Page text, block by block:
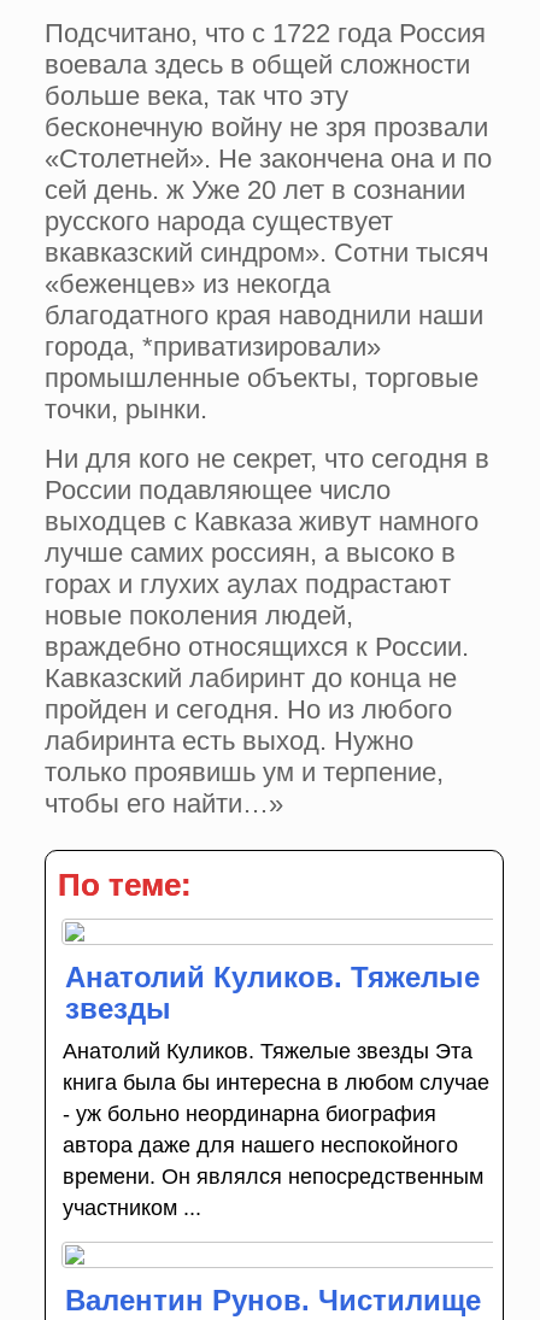
Подсчитано, что с 1722 года Россия
воевала здесь в общей сложности
больше века, так что эту
бесконечную войну не зря прозвали
«Столетней». Не закончена она и по
сей день. ж Уже 20 лет в сознании
русского народа существует
вкавказский синдром». Сотни тысяч
«беженцев» из некогда
благодатного края наводнили наши
города, *приватизировали»
промышленные объекты, торговые
точки, рынки.
Ни для кого не секрет, что сегодня в
России подавляющее число
выходцев с Кавказа живут намного
лучше самих россиян, а высоко в
горах и глухих аулах подрастают
новые поколения людей,
враждебно относящихся к России.
Кавказский лабиринт до конца не
пройден и сегодня. Но из любого
лабиринта есть выход. Нужно
только проявишь ум и терпение,
чтобы его найти…»
По теме:
Анатолий Куликов. Тяжелые
звезды
Анатолий Куликов. Тяжелые звезды Эта
книга была бы интересна в любом случае
- уж больно неординарна биография
автора даже для нашего неспокойного
времени. Он являлся непосредственным
участником ...
Валентин Рунов. Чистилище